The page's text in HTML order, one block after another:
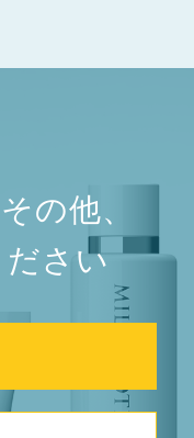
の他、
さい